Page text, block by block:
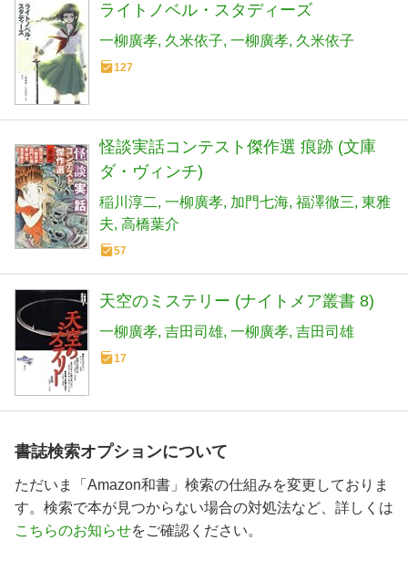
ライトノベル・スタディーズ
一柳廣孝 久米依子 一柳廣孝 久米依子
127
怪談実話コンテスト傑作選 痕跡 (文庫
ダ・ヴィンチ)
稲川淳二 一柳廣孝 加門七海 福澤徹三 東雅
夫 高橋葉介
57
天空のミステリー (ナイトメア叢書 8)
一柳廣孝 吉田司雄 一柳廣孝 吉田司雄
17
書誌検索オプションについて
ただいま「Amazon和書」検索の仕組みを変更しておりま
す。検索で本が見つからない場合の対処法など、詳しくは
こちらのお知らせをご確認ください。